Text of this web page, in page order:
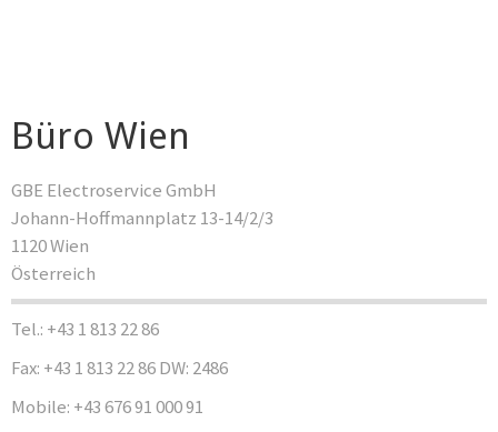
Büro Wien
GBE Electroservice GmbH
Johann-Hoffmannplatz 13-14/2/3
1120 Wien
Österreich
Tel.: +43 1 813 22 86
Fax: +43 1 813 22 86 DW: 2486
Mobile: +43 676 91 000 91